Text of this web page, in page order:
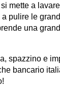
mette a
pulire le
una
spazzino e
bancario